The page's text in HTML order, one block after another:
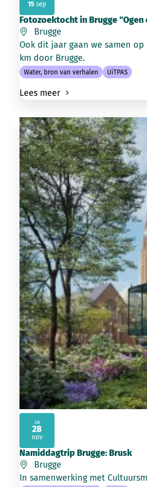
Fotozoektocht in Brugge
Brugge
Ook dit jaar gaan we samen
km door Brugge.
Water, bron van verhalen UiTPAS
Lees meer
15 sep
Namiddagtrip Brugge: Brusk
Brugge
In samenwerking met
za
28
nov
2026